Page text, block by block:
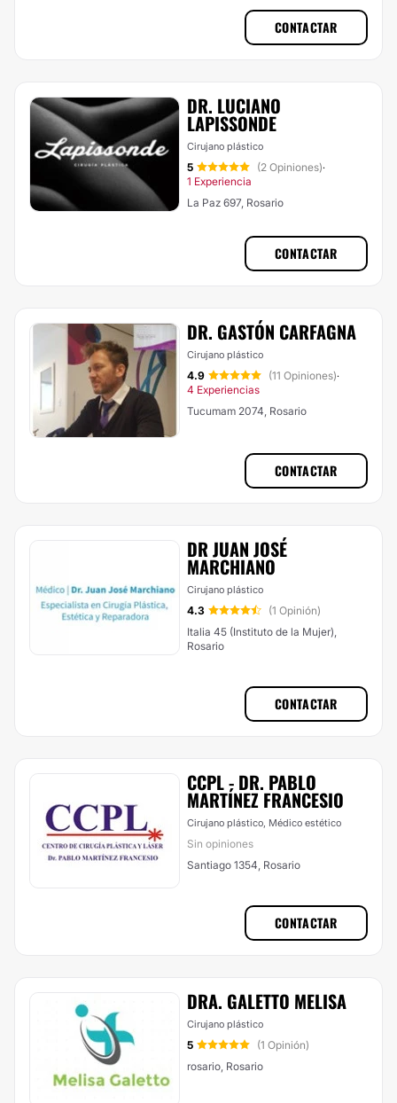
CONTACTAR
DR. LUCIANO
LAPISSONDE
Cirujano plástico
5 (2 Opiniones)·
1 Experiencia
La Paz 697, Rosario
CONTACTAR
DR. GASTÓN CARFAGNA
Cirujano plástico
4.9 (11 Opiniones)·
4 Experiencias
Tucumam 2074, Rosario
CONTACTAR
DR JUAN JOSÉ
MARCHIANO
Cirujano plástico
4.3
(1 Opinión)
Italia 45 (Instituto de la Mujer),
Rosario
CONTACTAR
CCPL - DR. PABLO
MARTÍNEZ FRANCESIO
Cirujano plástico, Médico estético
Sin opiniones
Santiago 1354, Rosario
CONTACTAR
DRA. GALETTO MELISA
Cirujano plástico
5
(1 Opinión)
rosario, Rosario